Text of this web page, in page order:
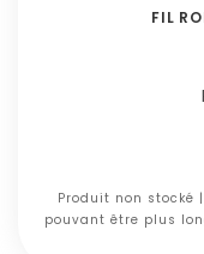
FIL
Produit non stocké
pouvant être plus